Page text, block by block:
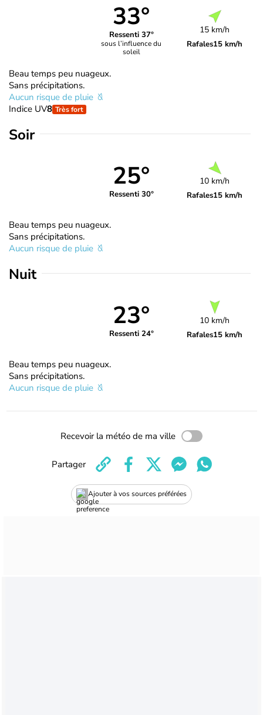
33°
Ressenti 37°
sous l’influence du
soleil
15 km/h
Rafales15 km/h
Beau temps peu nuageux.
Sans précipitations.
Aucun risque de pluie
Indice UV8 Très fort
Soir
25°
Ressenti 30°
10 km/h
Rafales15 km/h
Beau temps peu nuageux.
Sans précipitations.
Aucun risque de pluie
Nuit
23°
Ressenti 24°
10 km/h
Rafales15 km/h
Beau temps peu nuageux.
Sans précipitations.
Aucun risque de pluie
Recevoir la météo de ma ville
Ajouter à vos sources préférées
Partager